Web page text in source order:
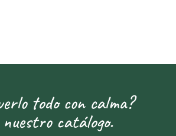
todo con calma?
catálogo.